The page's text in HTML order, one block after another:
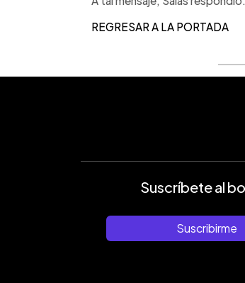
REGRESAR A LA PORTADA
Suscríbete al
Suscribirme